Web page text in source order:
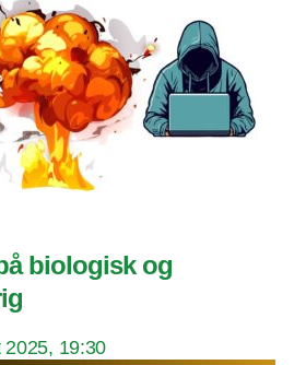
biologisk og
2025, 19:30